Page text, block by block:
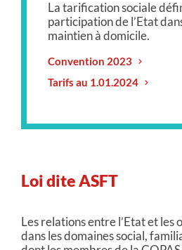
La tarification sociale
participation de l’Etat
maintien à domicile.
Convention 2023
Tarifs au 1.01.2024
Loi dite ASFT
Les relations entre l’Etat et
dans les domaines social,